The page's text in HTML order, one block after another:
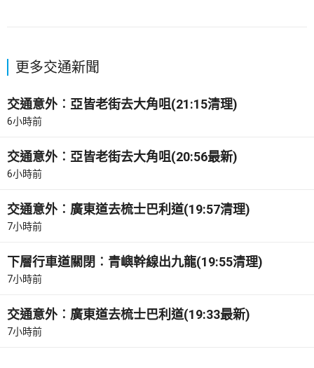
更多交通新聞
交通意外︰亞皆老街去大角咀(21:15清理)
6小時前
交通意外︰亞皆老街去大角咀(20:56最新)
6小時前
交通意外︰廣東道去梳士巴利道(19:57清理)
7小時前
下層行車道關閉︰青嶼幹線出九龍(19:55清理)
7小時前
交通意外︰廣東道去梳士巴利道(19:33最新)
7小時前